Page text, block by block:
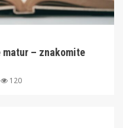
matur – znakomite
120